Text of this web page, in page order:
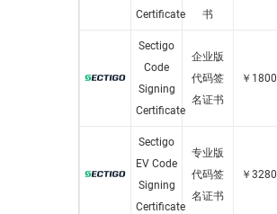
Certificate
书
Sectigo
Code
Signing
Certificate
企业版
代码签
名证书
￥1800
Sectigo
EV Code
Signing
Certificate
专业版
代码签
名证书
￥3280